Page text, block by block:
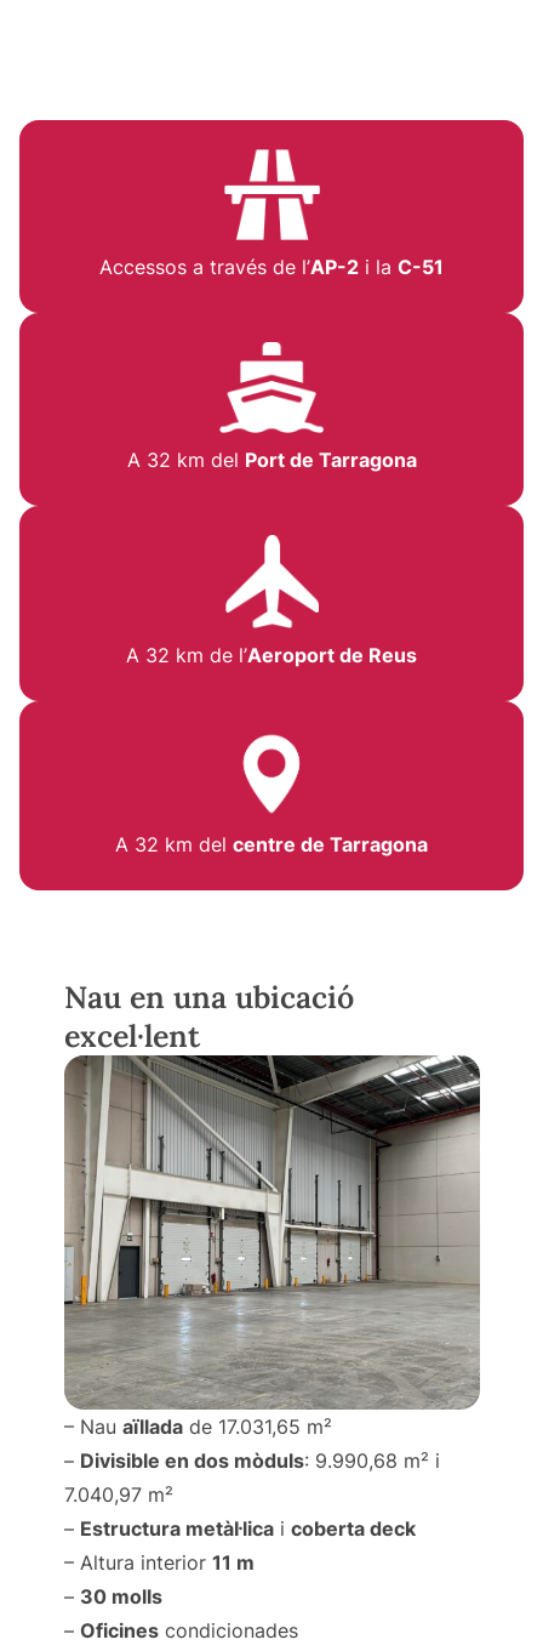
Accessos a través de l’AP-2 i la C-51
A 32 km del Port de Tarragona
A 32 km de l’Aeroport de Reus
A 32 km del centre de Tarragona
Nau en una ubicació
excel·lent
– Nau aïlladade 17.031,65 m²
– Divisible en dos mòduls: 9.990,68 m² i
7.040,97 m²
– Estructura metàl·licai coberta deck
– Altura interior 11 m
– 30 molls
– Oficinescondicionades